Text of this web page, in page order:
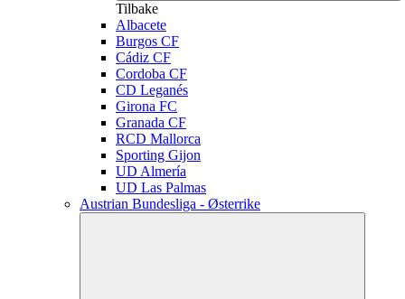
Tilbake
Albacete
Burgos CF
Cádiz CF
Cordoba CF
CD Leganés
Girona FC
Granada CF
RCD Mallorca
Sporting Gijon
UD Almería
UD Las Palmas
Austrian Bundesliga - Østerrike